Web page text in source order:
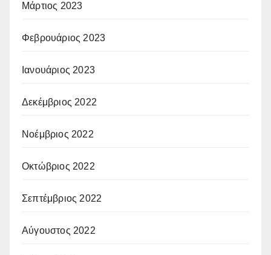
Μάρτιος 2023
Φεβρουάριος 2023
Ιανουάριος 2023
Δεκέμβριος 2022
Νοέμβριος 2022
Οκτώβριος 2022
Σεπτέμβριος 2022
Αύγουστος 2022